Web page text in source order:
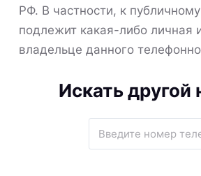
РФ. В частности, к
подлежит какая-либо личная
владельце данного
Искать другой